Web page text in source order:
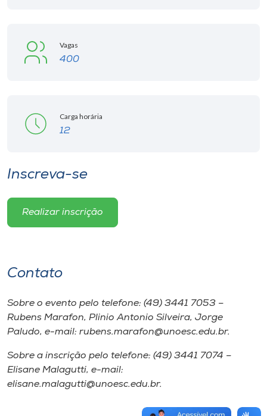
Vagas
400
Carga horária
12
Inscreva-se
Realizar inscrição
Contato
Sobre o evento pelo telefone: (49) 3441 7053 –
Rubens Marafon, Plinio Antonio Silveira, Jorge
Paludo, e-mail: rubens.marafon@unoesc.edu.br.
Sobre a inscrição pelo telefone: (49) 3441 7074 –
Elisane Malagutti, e-mail:
elisane.malagutti@unoesc.edu.br.